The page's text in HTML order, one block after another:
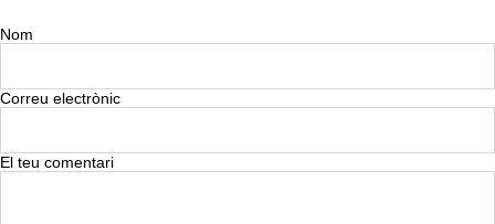
Nom
Correu electrònic
El teu comentari